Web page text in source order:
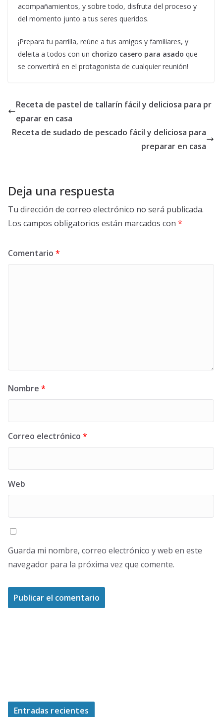
acompañamientos, y sobre todo, disfruta del proceso y
del momento junto a tus seres queridos.
¡Prepara tu parrilla, reúne a tus amigos y familiares, y
deleita a todos con un chorizo casero para asado que
se convertirá en el protagonista de cualquier reunión!
Receta de pastel de tallarín fácil y deliciosa para pr
eparar en casa
Receta de sudado de pescado fácil y deliciosa para
preparar en casa
Deja una respuesta
Tu dirección de correo electrónico no será publicada.
Los campos obligatorios están marcados con *
Comentario *
Nombre *
Correo electrónico *
Web
Guarda mi nombre, correo electrónico y web en este
navegador para la próxima vez que comente.
Entradas recientes